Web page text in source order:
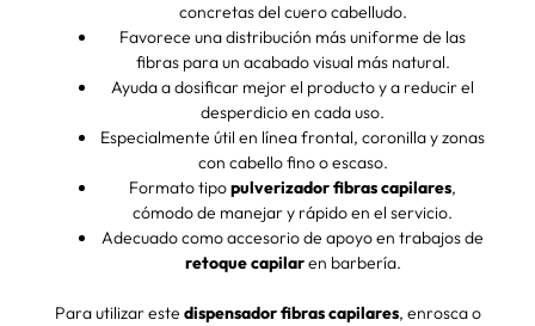
concretas del cuero cabelludo.
Favorece una distribución más uniforme de las
fibras para un acabado visual más natural.
Ayuda a dosificar mejor el producto y a reducir el
desperdicio en cada uso.
Especialmente útil en línea frontal, coronilla y zonas
con cabello fino o escaso.
Formato tipopulverizador fibras capilares,
cómodo de manejar y rápido en el servicio.
Adecuado como accesorio de apoyo en trabajos de
retoque capilaren barbería.
Para utilizar este dispensador fibras capilares, enrosca o